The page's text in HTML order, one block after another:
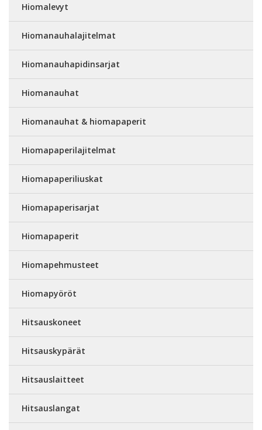
Hiomalevyt
Hiomanauhalajitelmat
Hiomanauhapidinsarjat
Hiomanauhat
Hiomanauhat & hiomapaperit
Hiomapaperilajitelmat
Hiomapaperiliuskat
Hiomapaperisarjat
Hiomapaperit
Hiomapehmusteet
Hiomapyöröt
Hitsauskoneet
Hitsauskypärät
Hitsauslaitteet
Hitsauslangat